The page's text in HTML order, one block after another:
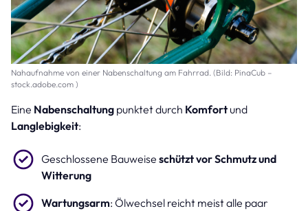
Nahaufnahme von einer Nabenschaltung am Fahrrad. (Bild: PinaCub –
stock.adobe.com )
Eine Nabenschaltung punktet durch Komfort und
Langlebigkeit:
Geschlossene Bauweise schützt vor Schmutz und
Witterung
Wartungsarm: Ölwechsel reicht meist alle paar